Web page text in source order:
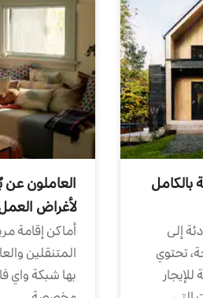
بالكامل
إلى
تحتوي
العاملون عن
لأغراض
أماكن إقامة
المتنقلين
بها شبكة واي